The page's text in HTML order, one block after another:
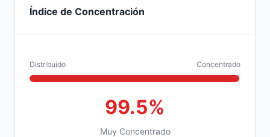
Índice de Concentración
Distribuido Concentrado
99.5%
Muy Concentrado